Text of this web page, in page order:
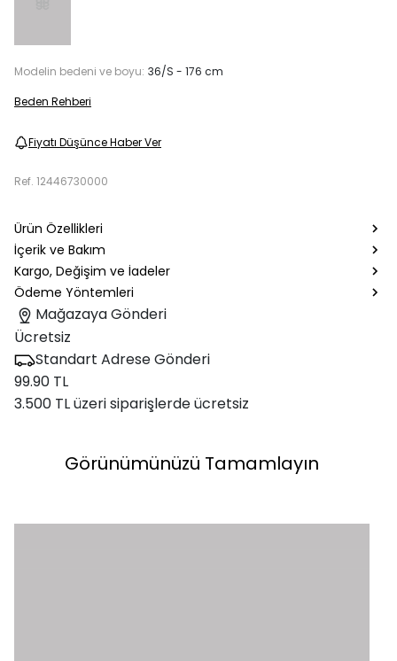
Modelin bedeni ve boyu: 36/S - 176 cm
Beden Rehberi
Fiyatı Düşünce Haber Ver
Ref. 12446730000
Ürün Özellikleri
İçerik ve Bakım
Kargo, Değişim ve İadeler
Ödeme Yöntemleri
Mağazaya Gönderi
Ücretsiz
Standart Adrese Gönderi
99.90 TL
3.500 TL üzeri siparişlerde ücretsiz
Görünümünüzü Tamamlayın